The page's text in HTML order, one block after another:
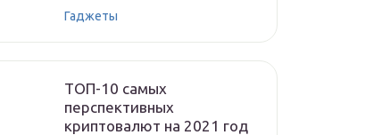
Гаджеты
ТОП-10 самых
перспективных
криптовалют на 2021 год